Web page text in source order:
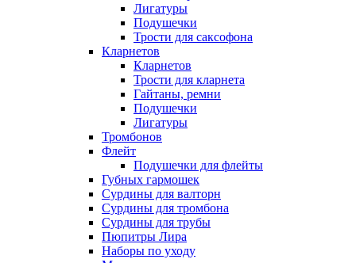
Лигатуры
Подушечки
Трости для саксофона
Кларнетов
Кларнетов
Трости для кларнета
Гайтаны, ремни
Подушечки
Лигатуры
Тромбонов
Флейт
Подушечки для флейты
Губных гармошек
Сурдины для валторн
Сурдины для тромбона
Сурдины для трубы
Пюпитры Лира
Наборы по уходу